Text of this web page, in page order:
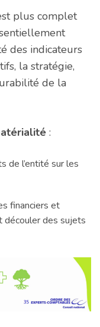
plus complet
des indicateurs
la stratégie,
de la
:
de l’entité sur les
financiers et
découler des sujets